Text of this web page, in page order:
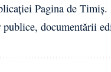
Pagina de
documentării